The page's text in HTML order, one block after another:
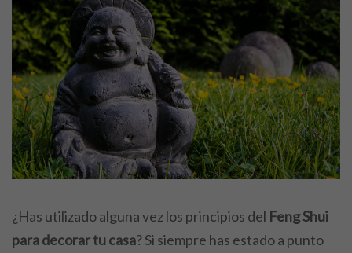
¿Has utilizado alguna vez los principios del Feng Shui
para decorar tu casa? Si siempre has estado a punto